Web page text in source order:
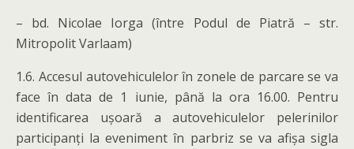
– bd. Nicolae Iorga (între Podul de Piatră – str.
Mitropolit Varlaam)
1.6. Accesul autovehiculelor în zonele de parcare se va
face în data de 1 iunie, până la ora 16.00. Pentru
identificarea ușoară a autovehiculelor pelerinilor
participanți la eveniment în parbriz se va afișa sigla